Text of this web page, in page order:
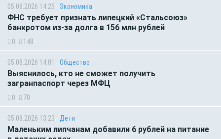
05.08.2026 14:25 Экономика
ФНС требует признать липецкий «Стальсоюз»
банкротом из-за долга в 156 млн рублей
0 148
05.08.2026 14:01 Общество
Выяснилось, кто не сможет получить
загранпаспорт через МФЦ
0 70
05.08.2026 13:23 Дети
Маленьким липчанам добавили 6 рублей на питание